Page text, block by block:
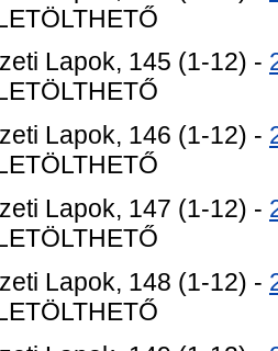
Lapok, 145 (1-12) -
Lapok, 146 (1-12) -
Lapok, 147 (1-12) -
Lapok, 148 (1-12) -